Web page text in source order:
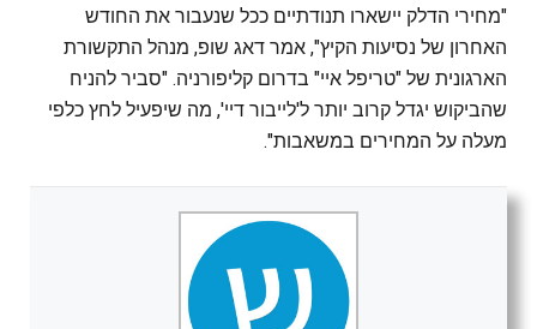
"מחירי הדלק יישארו תנודתיים ככל שנעבור את החודש
האחרון של נסיעות הקיץ", אמר דאג שופ, מנהל התקשורת
הארגונית של "טריפל איי" בדרום קליפורניה. "סביר להניח
שהביקוש יגדל קרוב יותר ל'לייבור דיי', מה שיפעיל לחץ כלפי
מעלה על המחירים במשאבות".